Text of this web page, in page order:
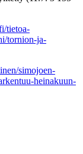
tietoa-
tornion-ja-
simojoen-
heinakuun-